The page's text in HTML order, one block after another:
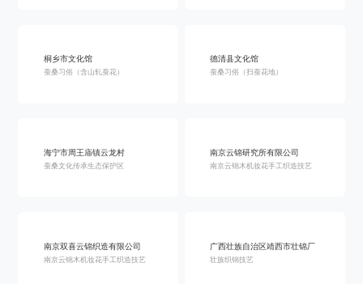
桐乡市文化馆
蚕桑习俗（含山轧蚕花）
德清县文化馆
蚕桑习俗（扫蚕花地）
海宁市周王庙镇云龙村
蚕桑文化传承生态保护区
南京云锦研究所有限公司
南京云锦木机妆花手工织造技艺
南京双喜云锦织造有限公司
南京云锦木机妆花手工织造技艺
广西壮族自治区靖西市壮锦厂
壮族织锦技艺